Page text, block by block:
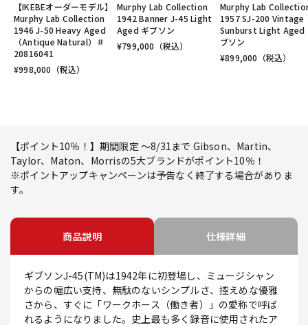
【IKEBEオーダーモデル】
Murphy Lab Collection
1946 J-50 Heavy Aged
（Antique Natural）＃
20816041
¥998,000 （税込）
Murphy Lab Collection
1942 Banner J-45 Light
Aged ギブソン
¥799,000 （税込）
Murphy Lab
1957 SJ-200 Vintage
Sunburst Light Aged
ブソン
¥899,000 （税込）
【ポイント10％！】期間限定 ～8/31まで Gibson、Martin、
Taylor、Maton、Morrisの5大ブランドがポイント10％！
※ポイントアップキャンペーンは予告なく終了する場合がありま
す。
商品説明 仕様詳細
ギブソンJ-45(TM)は1942年に初登場し、ミュージシャン
からの幅広い支持、無駄のないシンプルさ、控えめな優雅
さから、すぐに「ワークホース（働き者）」の愛称で呼ば
れるようになりました。史上最も多く録音に使用されたア